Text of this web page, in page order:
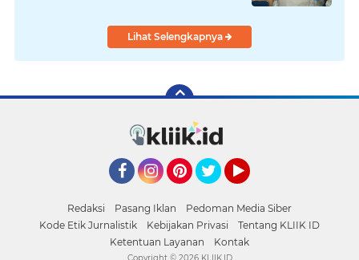
Lihat Selengkapnya
Redaksi Pasang Iklan
Pedoman Media Siber
Kode Etik Jurnalistik
Kebijakan Privasi
Tentang KLIIK ID
Ketentuan Layanan
Kontak
Copyright © 2026 KLIIK.ID